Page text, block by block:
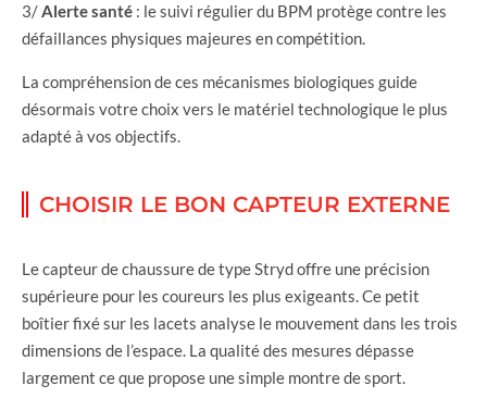
3/ Alerte santé : le suivi régulier du BPM protège contre les
défaillances physiques majeures en compétition.
La compréhension de ces mécanismes biologiques guide
désormais votre choix vers le matériel technologique le plus
adapté à vos objectifs.
CHOISIR LE BON CAPTEUR EXTERNE
Le capteur de chaussure de type Stryd offre une précision
supérieure pour les coureurs les plus exigeants. Ce petit
boîtier fixé sur les lacets analyse le mouvement dans les trois
dimensions de l’espace. La qualité des mesures dépasse
largement ce que propose une simple montre de sport.